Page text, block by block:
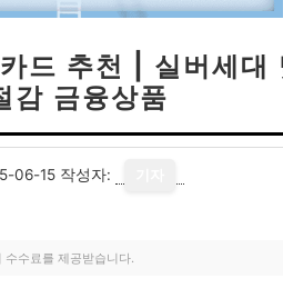
드 추천 | 실버세대
감 금융상품
06-15 작성자:
수료를 제공받습니다.